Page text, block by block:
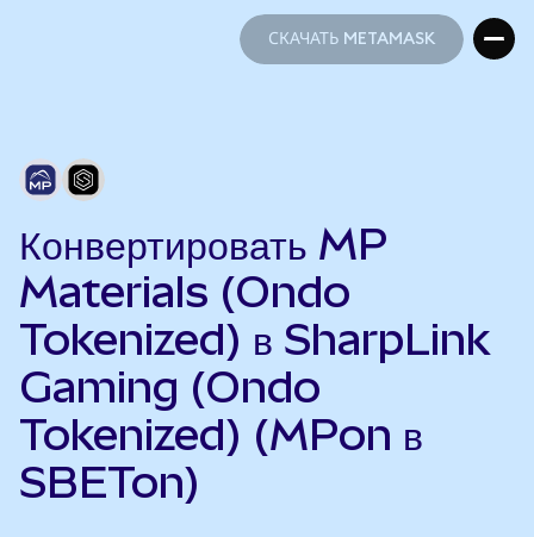
СКАЧАТЬ METAMASK
Конвертировать MP
Materials (Ondo
Tokenized) в SharpLink
Gaming (Ondo
Tokenized) (MPon в
SBETon)